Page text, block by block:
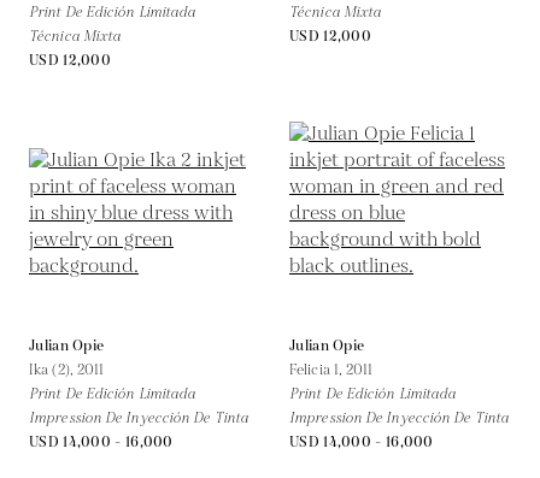
Print De Edición Limitada
Técnica Mixta
USD 12,000
Técnica Mixta
USD 12,000
Julian Opie
Ika (2), 2011
Print De Edición Limitada
Impression De Inyección De Tinta
USD 14,000 - 16,000
Julian Opie
Felicia 1,2011
Print De Edición Limitada
Impression De Inyección De Tinta
USD 14,000 - 16,000